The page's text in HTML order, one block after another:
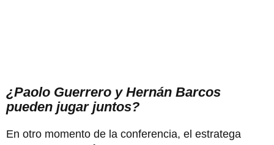
¿Paolo Guerrero y Hernán Barcos
pueden jugar juntos?
En otro momento de la conferencia, el estratega